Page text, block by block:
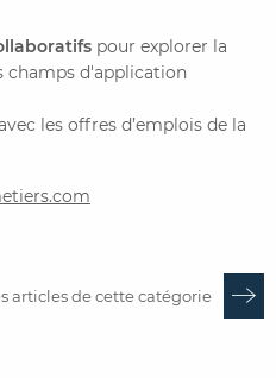
pour explorer la
champs d'application
les offres d’emplois de la
articles de cette catégorie